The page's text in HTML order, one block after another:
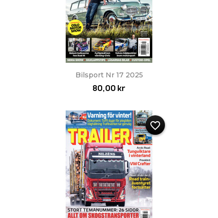
Bilsport Nr 17 2025
80,00 kr
favorite_border